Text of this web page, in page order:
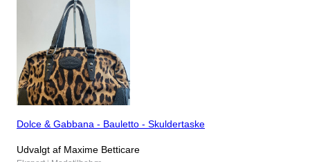
Dolce & Gabbana - Bauletto - Skuldertaske
Udvalgt af Maxime Betticare